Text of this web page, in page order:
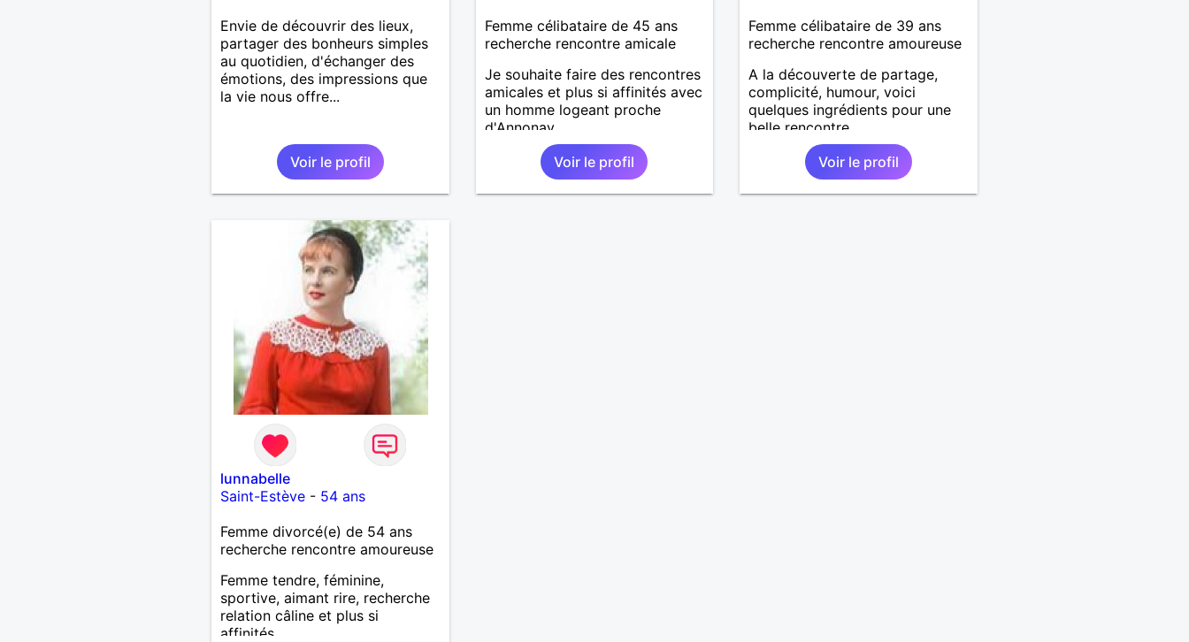
Envie de découvrir des lieux,
partager des bonheurs simples
au quotidien, d'échanger des
émotions, des impressions que
la vie nous offre...
Voir le profil
Femme célibataire de 45 ans
recherche rencontre amicale
Je souhaite faire des rencontres
amicales et plus si affinités avec
un homme logeant proche
d'Annonay.
Voir le profil
Femme célibataire de 39 ans
recherche rencontre amoureuse
A la découverte de partage,
complicité, humour, voici
quelques ingrédients pour une
belle rencontre.
Voir le profil
lunnabelle
Saint-Estève- 54 ans
Femme divorcé(e) de 54 ans
recherche rencontre amoureuse
Femme tendre, féminine,
sportive, aimant rire, recherche
relation câline et plus si
affinités.